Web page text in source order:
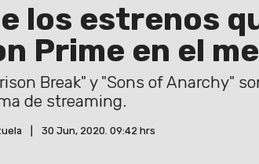
los estrenos
Prime en el
Break" y "Sons of Anarchy"
de streaming.
30 Jun, 2020. 09:42 hrs